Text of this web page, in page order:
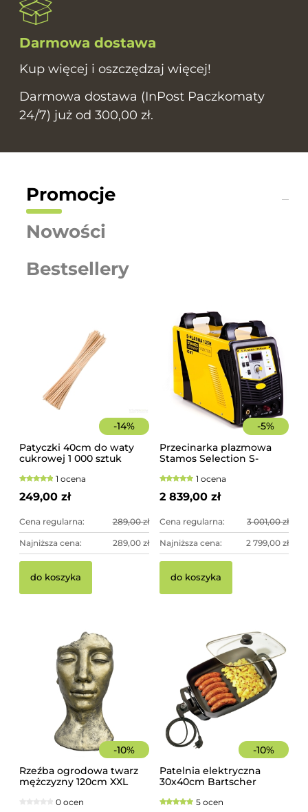
Darmowa dostawa
Kup więcej i oszczędzaj więcej!
Darmowa dostawa (InPost Paczkomaty
24/7) już od 300,00 zł.
Promocje
Nowości
Bestsellery
-14%
Patyczki 40cm do waty
cukrowej 1 000 sztuk
1 ocena
249,00 zł
Cena regularna: 289,00 zł
Najniższa cena: 289,00 zł
do koszyka
-5%
Przecinarka plazmowa
Stamos Selection S-
1 ocena
2 839,00 zł
Cena regularna: 3 001,00 zł
Najniższa cena: 2 799,00 zł
do koszyka
-10%
Rzeźba ogrodowa twarz
mężczyzny 120cm XXL
dekoracja ogrodowa
0 ocen
-10%
Patelnia elektryczna
30x40cm Bartscher
5 ocen